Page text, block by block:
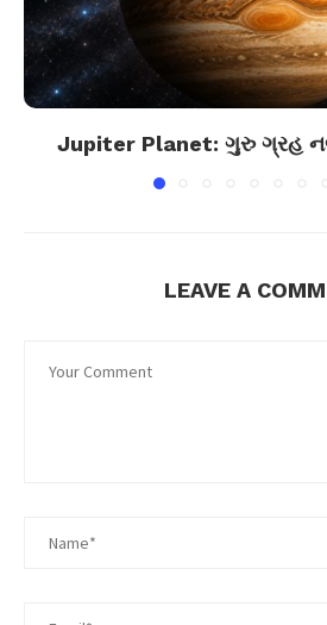
Jupiter Planet: ગુરુ ગ્રહ
LEAVE A